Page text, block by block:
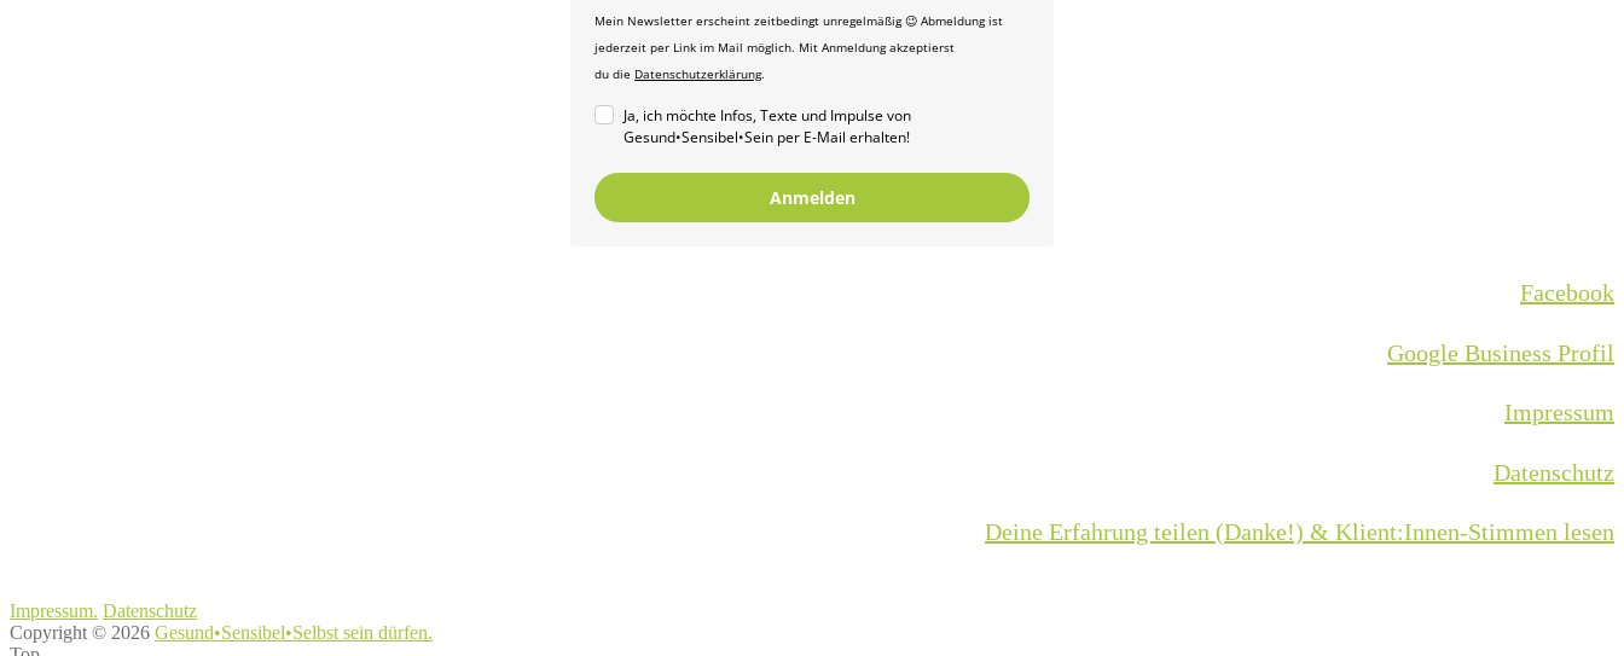
Mein Newsletter erscheint zeitbedingt unregelmäßig 😉 Abmeldung ist
jederzeit per Link im Mail möglich. Mit Anmeldung akzeptierst
du die Datenschutzerklärung.
Ja, ich möchte Infos, Texte und Impulse von
Gesund•Sensibel•Sein per E-Mail erhalten!
Anmelden
Facebook
Google Business Profil
Impressum
Datenschutz
Deine Erfahrung teilen (Danke!) & Klient:Innen-Stimmen lesen
Impressum. Datenschutz
Copyright © 2026 Gesund•Sensibel•Selbst sein dürfen.